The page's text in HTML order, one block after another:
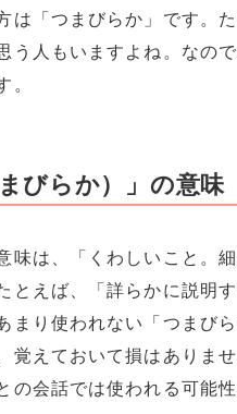
は「つまびらか」です。
う人もいますよね。なの
。
びらか）」の意味
味は、「くわしいこと。
とえば、「詳らかに説明
まり使われない「つまび
覚えておいて損はありま
の会話では使われる可能